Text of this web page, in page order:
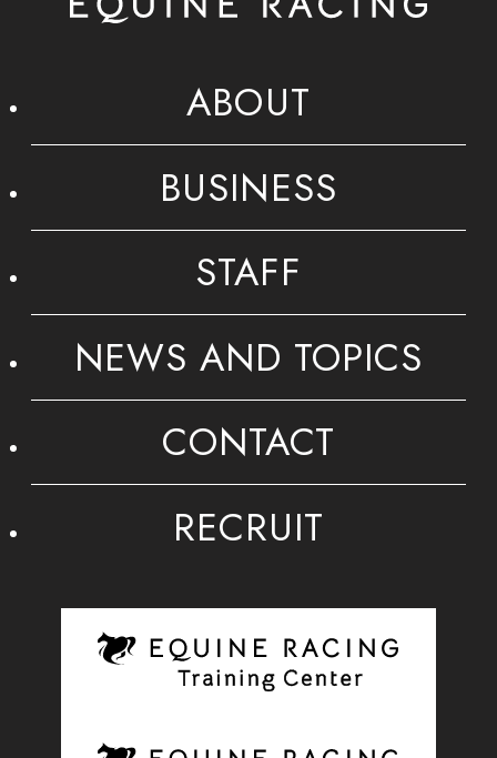
ABOUT
BUSINESS
STAFF
NEWS AND TOPICS
CONTACT
RECRUIT